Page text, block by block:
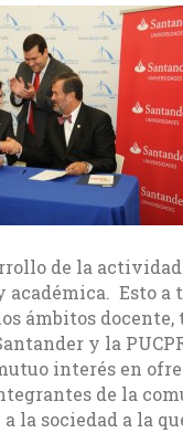
de la
Esto a
ámbitos docente,
y la
interés en
de la
la sociedad a la